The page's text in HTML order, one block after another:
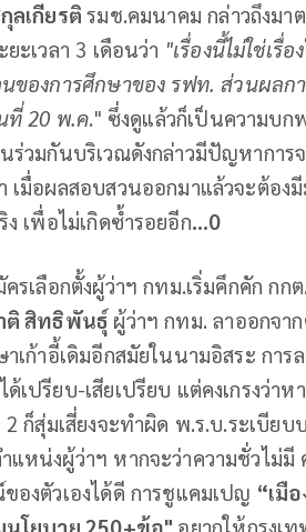
ลเกียรติรมช.คมนาคม กล่าวถึงมา
ยะเวลา 3 เดือนว่า "เรื่องนี้ไม่ใช่เรื่
ของการศึกษาของ รฟท. ส่วนผลก
ที่20 พ.ค." ซึ่งดูแล้วก็เป็นความบก
ร่วมกันบริเวณดังกล่าวมีปัญหาการ
เมื่อผลสอบสวนออกมาแล้วจะต้อง
ง เพื่อไม่เกิดซ้ำรอยอีก...0
ครเลือกตั้งผู้ว่าฯ กทม.เริ่มคึกคัก ก
ติ สิทธิพันธุ์ ผู้ว่าฯ กทม. ลาออกจา
าเก้าอี้เดิมอีกสมัยในนามอิสระ กา
ด้เปรียบ-เสียเปรียบ แต่คงเกรงว่า
ก็สุ่มเสี่ยงจะทำผิด พ.ร.บ.ระเบีย
แหน่งผู้ว่าฯ หากจะว่าความชั่วไม่
องตัวเองได้ดี การชูแคมเปญ “เมื
โยบาย 250+ข้อ" อยากให้กรุงเ